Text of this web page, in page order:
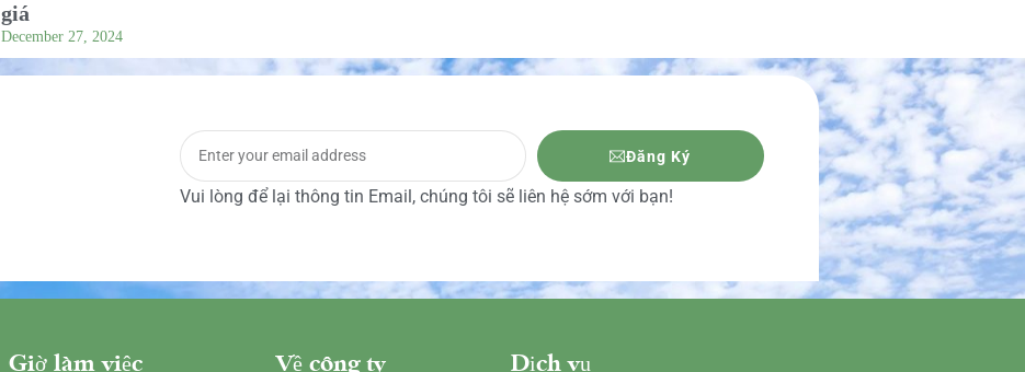
giá
December 27, 2024
Đăng Ký
Vui lòng để lại thông tin Email, chúng tôi sẽ liên hệ sớm với bạn!
Giờ làm việc Về công ty Dịch vụ